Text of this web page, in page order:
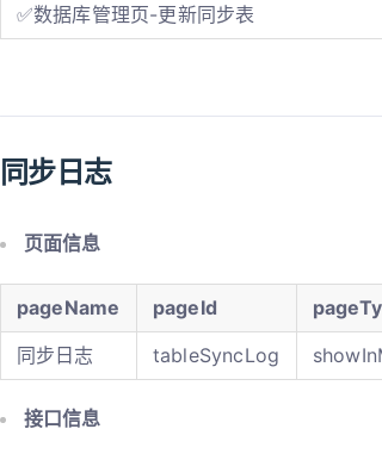
✅数据库管理页-更新同步表
同步日志
页面信息
pageName pageId
同步日志
tableSyncLog
接口信息